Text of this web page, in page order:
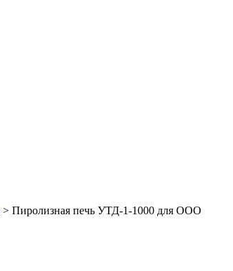
> Пиролизная печь УТД-1-1000 для ООО